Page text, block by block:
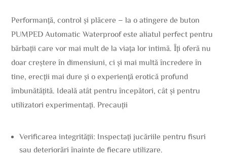
Performanță, control și plăcere – la o atingere de buton
PUMPED Automatic Waterproof este aliatul perfect pentru
bărbații care vor mai mult de la viața lor intimă. Îți oferă nu
doar creștere în dimensiuni, ci și mai multă încredere în
tine, erecții mai dure și o experiență erotică profund
îmbunătățită. Ideală atât pentru începători, cât și pentru
utilizatori experimentați. Precauții
Verificarea integrității: Inspectați jucăriile pentru fisuri
sau deteriorări înainte de fiecare utilizare.